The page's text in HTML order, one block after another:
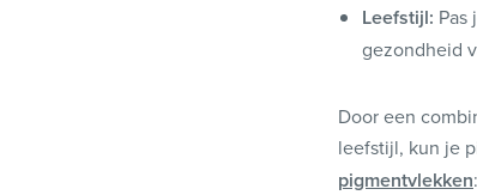
Leefstijl:
gezondheid
Door een
leefstijl, kun je
pigmentvlekken